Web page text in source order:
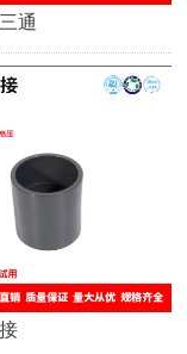
通